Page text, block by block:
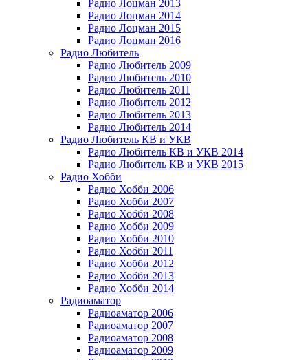
Радио Лоцман 2013
Радио Лоцман 2014
Радио Лоцман 2015
Радио Лоцман 2016
Радио Любитель
Радио Любитель 2009
Радио Любитель 2010
Радио Любитель 2011
Радио Любитель 2012
Радио Любитель 2013
Радио Любитель 2014
Радио Любитель КВ и УКВ
Радио Любитель КВ и УКВ 2014
Радио Любитель КВ и УКВ 2015
Радио Хобби
Радио Хобби 2006
Радио Хобби 2007
Радио Хобби 2008
Радио Хобби 2009
Радио Хобби 2010
Радио Хобби 2011
Радио Хобби 2012
Радио Хобби 2013
Радио Хобби 2014
Радиоаматор
Радиоаматор 2006
Радиоаматор 2007
Радиоаматор 2008
Радиоаматор 2009